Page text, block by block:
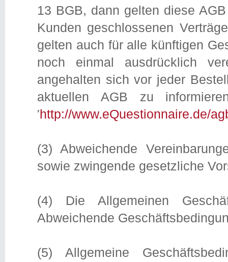
13 BGB, dann gelten diese
Kunden geschlossenen
gelten auch für alle künftigen
noch einmal ausdrücklich
angehalten sich vor jeder
aktuellen AGB zu
'http://www.eQuestionnaire.de/
(3) Abweichende
sowie zwingende gesetzliche
(4) Die Allgemeinen
Abweichende
(5) Allgemeine